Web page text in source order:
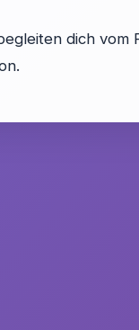
dich vom